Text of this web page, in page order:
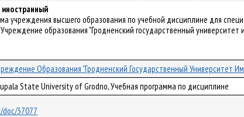
иностранный
учреждения высшего образования по учебной дисциплине для
образования "Гродненский государственный
Образования "Гродненский Государственный Университет
State University of Grodno, Учебная программа по дисциплине
37077